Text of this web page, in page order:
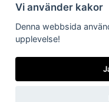
Personuppgiftshantering
Om cookies
Kontakta oss
Vi är en del av
Vi använder kakor
Denna webbsida
upplevelse!